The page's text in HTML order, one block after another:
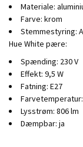
Materiale:
Farve: krom
Stemmestyring:
Hue White pære:
Spænding: 230 V
Effekt: 9,5 W
Fatning: E27
Farvetemperatur:
Lysstrøm: 806 lm
Dæmpbar: ja